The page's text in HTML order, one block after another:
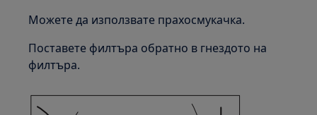
Можете да използвате прахосмукачка.
Поставете филтъра обратно в гнездото на
филтъра.